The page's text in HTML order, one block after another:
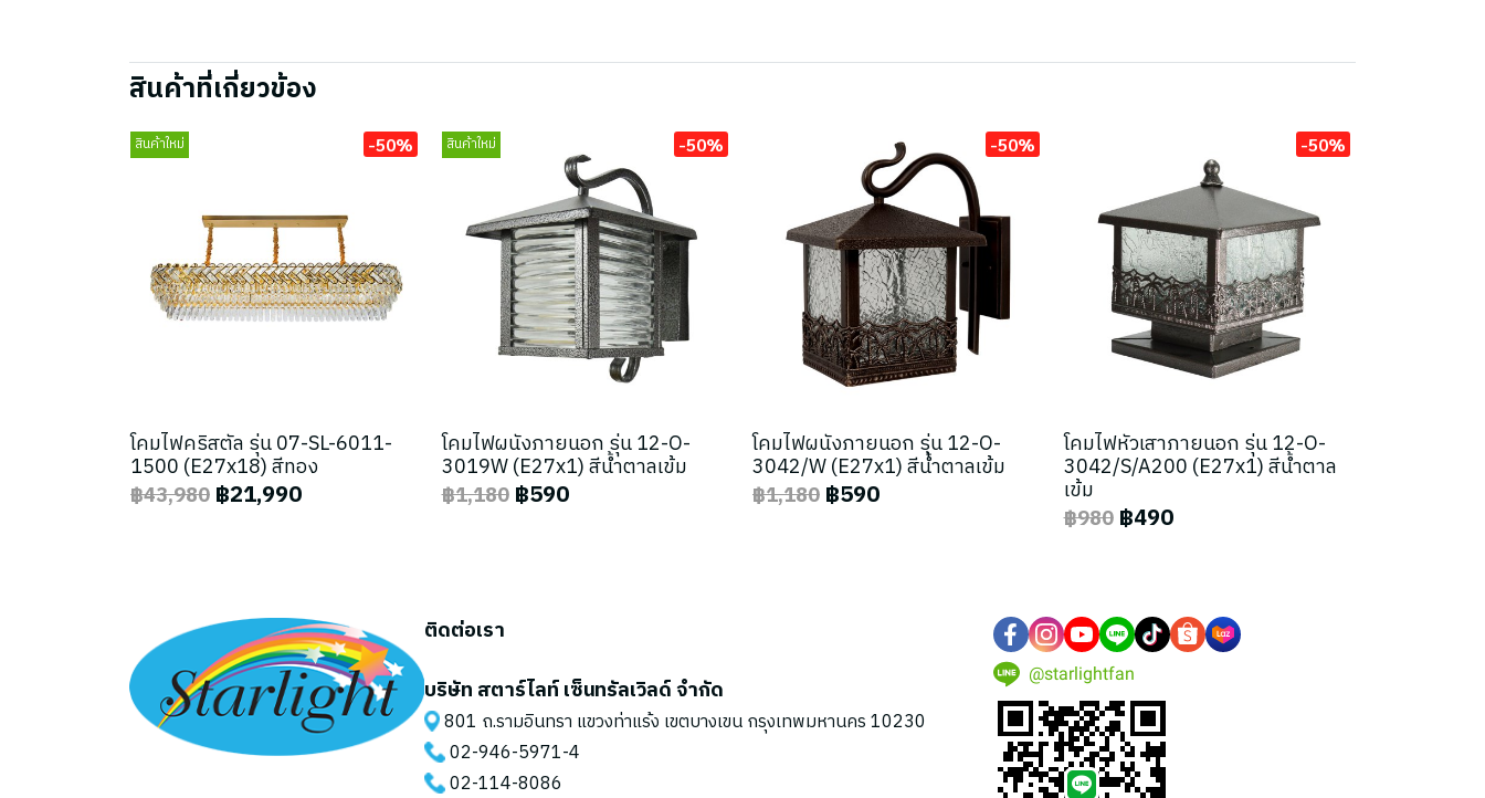
สินค้าที่เกี่ยวข้อง
สินค้าใหม่ -50%
โคมไฟคริสตัล รุ่น 07-SL-6011-
1500 (E27x18) สีทอง
฿43,980 ฿21,990
สินค้าใหม่ -50%
โคมไฟผนังภายนอก รุ่น 12-O-
3019W (E27x1) สีน้ำตาลเข้ม
฿1,180 ฿590
-50%
โคมไฟผนังภายนอก รุ่น 12-O-
3042/W (E27x1) สีน้ำตาลเข้ม
฿1,180 ฿590
-50%
โคมไฟหัวเสาภายนอก รุ่น 12-O-
3042/S/A200 (E27x1) สีน้ำตาล
เข้ม
฿980 ฿490
ติดต่อเรา
บริษัท สตาร์ไลท์ เซ็นทรัลเวิลด์ จำกัด
801 ถ.รามอินทรา แขวงท่าแร้ง เขตบางเขน กรุงเทพมหานคร 10230
02-946-5971-4
02-114-8086
@starlightfan